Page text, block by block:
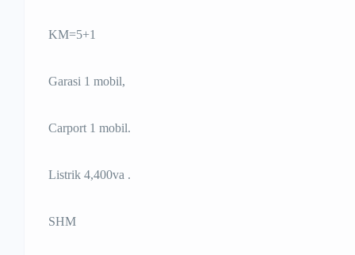
KM=5+1
Garasi 1 mobil,
Carport 1 mobil.
Listrik 4,400va .
SHM